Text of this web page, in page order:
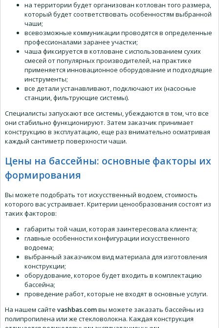
на территории будет организован котлован того размера,
который будет соответствовать особенностям выбранной
чаши;
всевозможные коммуникации проводятся в определенные
профессионалами заранее участки;
чаша фиксируется в котловане с использованием сухих
смесей от популярных производителей, на практике
применяется инновационное оборудование и подходящие
инструменты;
все детали устанавливают, подключают их (насосные
станции, фильтрующие системы).
Специалисты запускают все системы, убеждаются в том, что все
они стабильно функционируют. Затем заказчик принимает
конструкцию в эксплуатацию, еще раз внимательно осматривая
каждый сантиметр поверхности чаши.
Цены на бассейны: основные факторы их
формирования
Вы можете подобрать тот искусственный водоем, стоимость
которого вас устраивает. Критерии ценообразования состоят из
таких факторов:
габариты той чаши, которая заинтересовала клиента;
главные особенности конфигурации искусственного
водоема;
выбранный заказчиком вид материала для изготовления
конструкции;
оборудование, которое будет входить в комплектацию
бассейна;
проведение работ, которые не входят в основные услуги.
На нашем сайте vashbas.comвы можете заказать бассейны из
полипропилена или же стекловолокна. Каждая конструкция